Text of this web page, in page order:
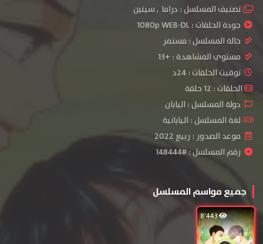
تصنيف المسلسل : دراما ,سينين
جودة الحلقات :1080p WEB-DL
حالة المسلسل : مستمر
مستوي المشاهدة : +13
توقيت الحلقات : 24د
الحلقات : 12 حلقة
دولة المسلسل : اليابان
لغة المسلسل : اليابانية
موعد الصدور : ربيع 2022
رقم المسلسل : #148444
جميع مواسم المسلسل
8٬443